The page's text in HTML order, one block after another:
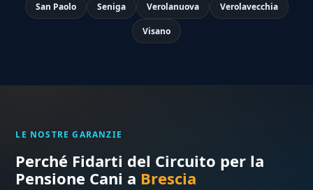
San Paolo Seniga Verolanuova Verolavecchia
Visano
LE NOSTRE GARANZIE
Perché Fidarti del Circuito per la
Pensione Cani a Brescia